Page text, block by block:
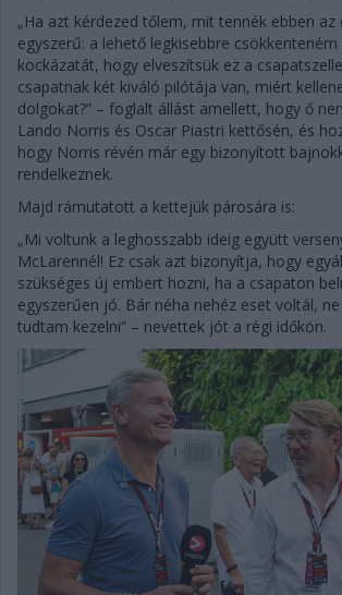
„Ha azt kérdezed tőlem, mit tennék ebben az
egyszerű: a lehető legkisebbre csökkenteném
kockázatát, hogy elveszítsük ez a
csapatnak két kiváló pilótája van, miért
dolgokat?” – foglalt állást amellett, hogy ő
Lando Norris és Oscar Piastri kettősén, és
hogy Norris révén már egy bizonyított
rendelkeznek.
Majd rámutatott a kettejük párosára is:
„Mi voltunk a leghosszabb ideig együtt
McLarennél! Ez csak azt bizonyítja, hogy
szükséges új embert hozni, ha a csapaton
egyszerűen jó. Bár néha nehéz eset voltál,
tudtam kezelni” – nevettek jót a régi időkön.